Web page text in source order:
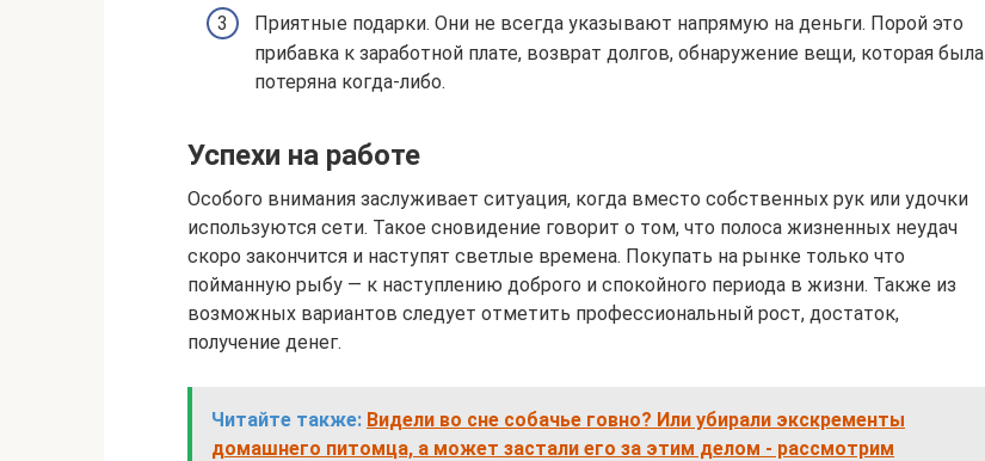
Приятные подарки. Они не всегда указывают напрямую на деньги. Порой это
прибавка к заработной плате, возврат долгов, обнаружение вещи, которая была
потеряна когда-либо.
Успехи на работе
Особого внимания заслуживает ситуация, когда вместо собственных рук или удочки
используются сети. Такое сновидение говорит о том, что полоса жизненных неудач
скоро закончится и наступят светлые времена. Покупать на рынке только что
пойманную рыбу — к наступлению доброго и спокойного периода в жизни. Также из
возможных вариантов следует отметить профессиональный рост, достаток,
получение денег.
Читайте также: Видели во сне собачье говно? Или убирали экскременты
домашнего питомца, а может застали его за этим делом - рассмотрим